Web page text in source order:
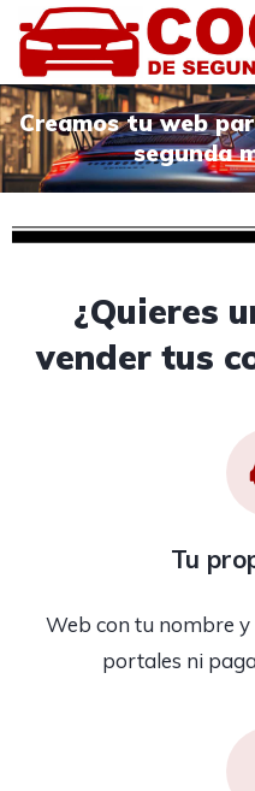
Creamos tu web
segunda
¿Quieres
vender tus
Tu
Web con tu nombre y
portales ni